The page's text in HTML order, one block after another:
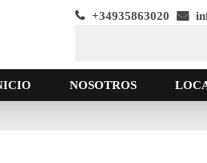
+34935863020
NOSOTROS